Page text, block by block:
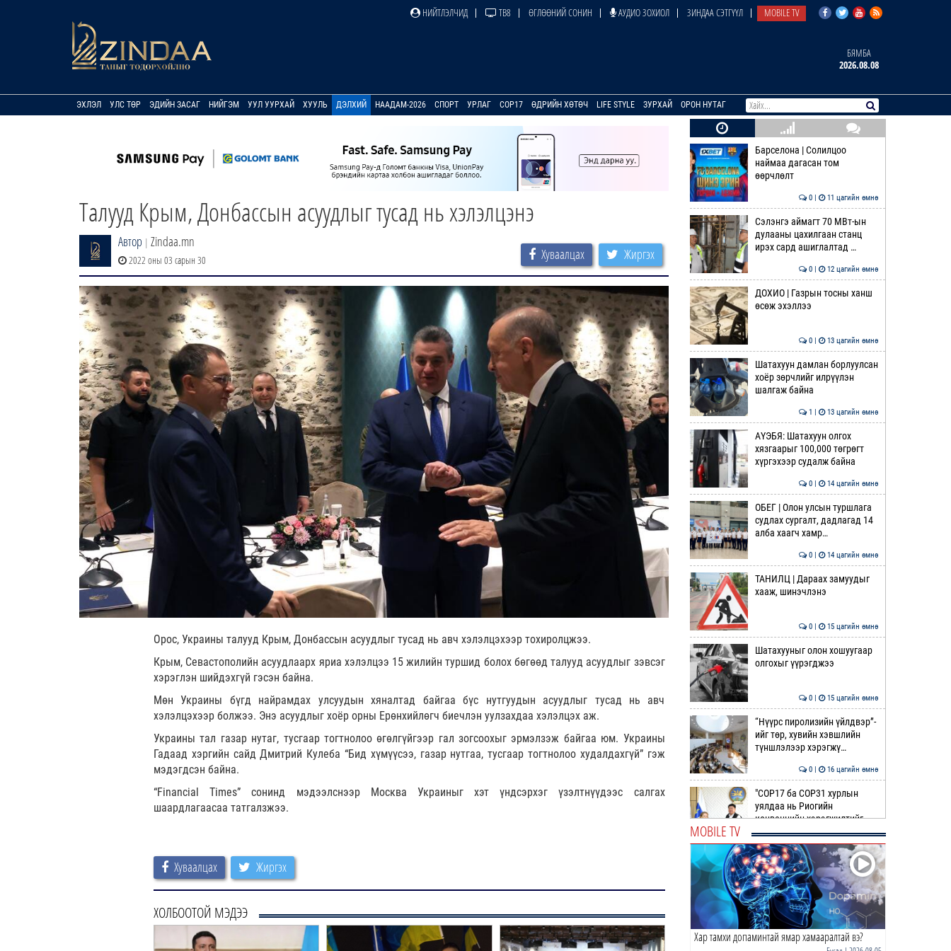
НИЙТЛЭЛЧИД ТВ8 ӨГЛӨӨНИЙ СОНИН АУДИО ЗОХИОЛ ЗИНДАА СЭТГҮҮЛ MOBILE TV
БЯМБА
2026.08.08
ЭХЛЭЛ УЛС ТӨР ЭДИЙН ЗАСАГ НИЙГЭМ УУЛ УУРХАЙ ХУУЛЬ ДЭЛХИЙ НААДАМ-2026 СПОРТ УРЛАГ COP17 ӨДРИЙН ХӨТӨЧ LIFE STYLE ЗУРХАЙ ОРОН НУТАГ
Талууд Крым, Донбассын асуудлыг тусад нь хэлэлцэнэ
Автор | Zindaa.mn
2022 оны 03 сарын 30 Хуваалцах Жиргэх
Орос, Украины талууд Крым, Донбассын асуудлыг тусад нь авч хэлэлцэхээр тохиролцжээ.
Крым, Севастополийн асуудлаарх яриа хэлэлцээ 15 жилийн туршид болох бөгөөд талууд асуудлыг зэвсэг
хэрэглэн шийдэхгүй гэсэн байна.
Мөн Украины бүгд найрамдах улсуудын хяналтад байгаа бүс нутгуудын асуудлыг тусад нь авч
хэлэлцэхээр болжээ. Энэ асуудлыг хоёр орны Ерөнхийлөгч биечлэн уулзахдаа хэлэлцэх аж.
Украины тал газар нутаг, тусгаар тогтнолоо өгөлгүйгээр гал зогсоохыг эрмэлзэж байгаа юм. Украины
Гадаад хэргийн сайд Дмитрий Кулеба “Бид хүмүүсээ, газар нутгаа, тусгаар тогтнолоо худалдахгүй” гэж
мэдэгдсэн байна.
“Financial Times” сонинд мэдээлснээр Москва Украиныг хэт үндсэрхэг үзэлтнүүдээс салгах
шаардлагаасаа татгалзжээ.
Хуваалцах Жиргэх
ХОЛБООТОЙ МЭДЭЭ
Барселона | Солилцоо
наймаа дагасан том
өөрчлөлт
0 | 11 цагийн өмнө
Сэлэнгэ аймагт 70 МВт-ын
дулааны цахилгаан станц
ирэх сард ашиглалтад …
0 | 12 цагийн өмнө
ДОХИО | Газрын тосны ханш
өсөж эхэллээ
0 | 13 цагийн өмнө
Шатахуун дамлан борлуулсан
хоёр зөрчлийг илрүүлэн
шалгаж байна
1 | 13 цагийн өмнө
АҮЭБЯ: Шатахуун олгох
хязгаарыг 100,000 төгрөгт
хүргэхээр судалж байна
0 | 14 цагийн өмнө
ОБЕГ | Олон улсын туршлага
судлах сургалт, дадлагад 14
алба хаагч хамр…
0 | 14 цагийн өмнө
ТАНИЛЦ | Дараах замуудыг
хааж, шинэчлэнэ
0 | 15 цагийн өмнө
Шатахууныг олон хошуугаар
олгохыг үүрэгджээ
0 | 15 цагийн өмнө
“Нүүрс пиролизийн үйлдвэр”-
ийг төр, хувийн хэвшлийн
түншлэлээр хэрэгжү…
0 | 16 цагийн өмнө
"COP17 ба COP31 хурлын
уялдаа нь Риогийн
конвенцийн хэрэгжилтийг
ахиул…
Монгол төрийн парадокс нь
шатахуун
0 | 16 цагийн өмнө
Б.Пүрэвдагва: Найман
MOBILE TV
Хар тамхи допаминтай ямар хамааралтай вэ?